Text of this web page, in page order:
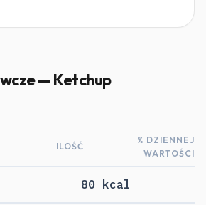
— Ketchup
ILOŚĆ
% DZIENNEJ
WARTOŚCI
80 kcal